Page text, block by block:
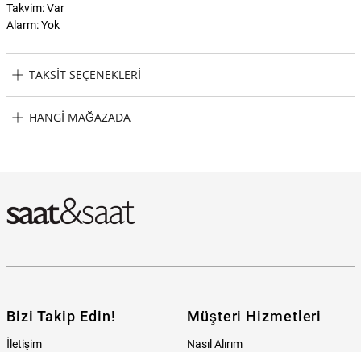
Takvim: Var
Alarm: Yok
TAKSIT SEÇENEKLERI
HANGI MAĞAZADA
Bizi Takip Edin!
İletişim
Müşteri Hizmetleri
Nasıl Alırım